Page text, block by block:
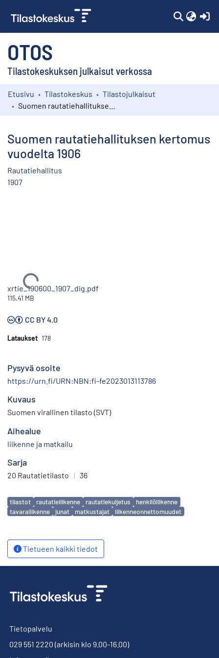
OTOS
Tilastokeskuksen julkaisut verkossa
Kokoelmat
Etusivu Tilastokeskus
Tilastojulkaisut
Suomen rautatiehallituksen kertomus
vuodelta 1906
Rautatiehallitus
1907
Ladataan...
xrtie_190600_1907_dig.pdf
115.41 MB
CC BY 4.0
Lataukset 178
Pysyvä osoite
https://urn.fi/URN:NBN:fi-fe2023013113786
Kuvaus
Suomen virallinen tilasto (SVT)
Aihealue
liikenne ja matkailu
Sarja
20 Rautatietilasto | 36
Avainsanat
tilastot rautatieliikenne rautatiekuljetus
henkilöliikenne
tavaraliikenne
junat matkustajat liikenneonnettomuudet
Tietueen kaikki tiedot
Tietopalvelu
029 551 2220 (arkisin klo 9.00-16.00)